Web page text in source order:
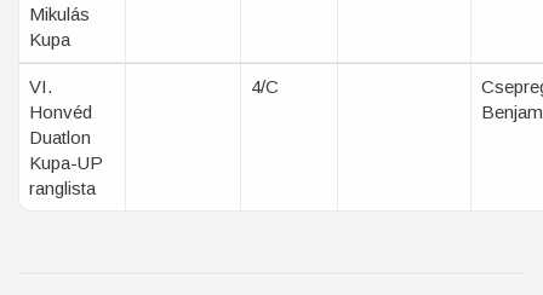
Mikulás
Kupa
VI.
Honvéd
Duatlon
Kupa-UP
ranglista
4/C